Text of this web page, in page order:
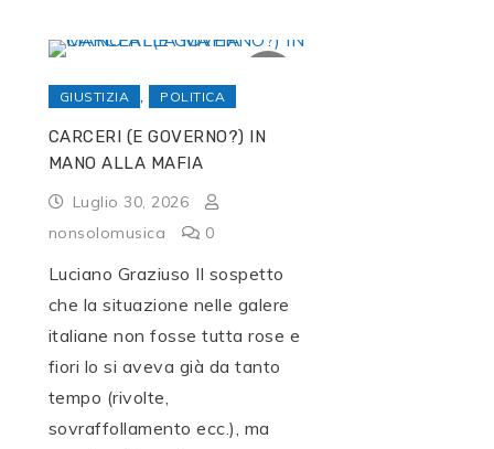
GIUSTIZIA , POLITICA
CARCERI (E GOVERNO?) IN
MANO ALLA MAFIA
Luglio 30, 2026
nonsolomusica
0
Luciano Graziuso Il sospetto
che la situazione nelle galere
italiane non fosse tutta rose e
fiori lo si aveva già da tanto
tempo (rivolte,
sovraffollamento ecc.), ma